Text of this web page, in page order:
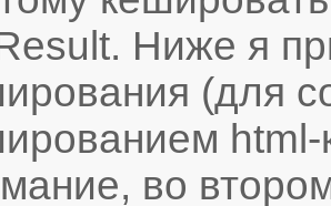
Ниже я
(для
html-
во